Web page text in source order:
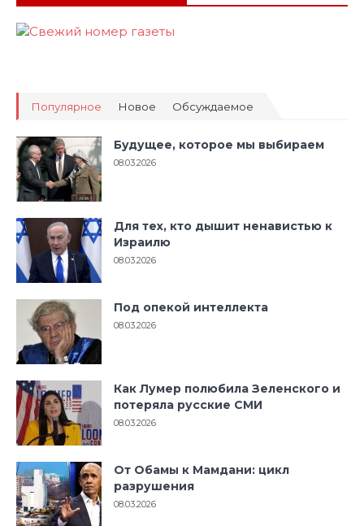
Популярное Новое Обсуждаемое
Будущее, которое мы выбираем
08.03.2026
Для тех, кто дышит ненавистью к
Израилю
08.03.2026
Под опекой интеллекта
08.03.2026
Как Лумер полюбила Зеленского и
потеряла русские СМИ
08.03.2026
От Обамы к Мамдани: цикл
разрушения
08.03.2026